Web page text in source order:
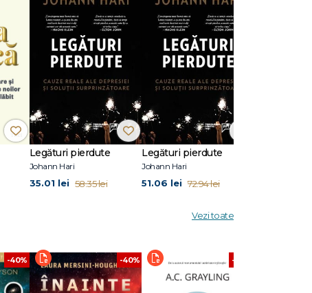
Legături pierdute
Johann Hari
35.01 lei 58.35 lei
Legături pierdute
Johann Hari
51.06 lei 72.94 lei
Vezi toate
-40% -40% -40%